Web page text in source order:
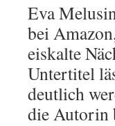
Eva
bei
eiskalte
Untertitel
deutlich
die Autorin